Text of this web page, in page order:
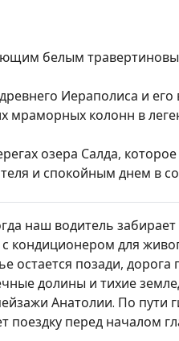
белым
Иераполиса и его
мраморных колонн в
озера Салда,
и спокойным днем в
наш водитель
кондиционером для
остается позади,
долины и тихие
Анатолии. По пути
поездку перед началом